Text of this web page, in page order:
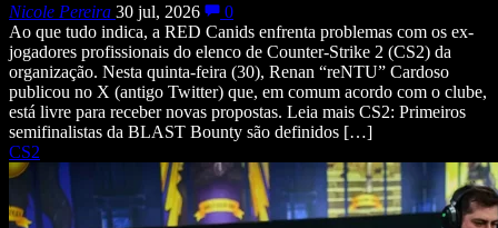
Nicole Pereira 30 jul, 2026
0
Ao que tudo indica, a RED Canids enfrenta problemas com os ex-
jogadores profissionais do elenco de Counter-Strike 2 (CS2) da
organização. Nesta quinta-feira (30), Renan “reNTU” Cardoso
publicou no X (antigo Twitter) que, em comum acordo com o clube,
está livre para receber novas propostas. Leia mais CS2: Primeiros
semifinalistas da BLAST Bounty são definidos […]
CS2